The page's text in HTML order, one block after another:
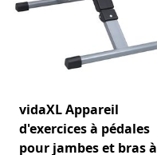
vidaXL Appareil
d'exercices à pédales
pour jambes et bras à